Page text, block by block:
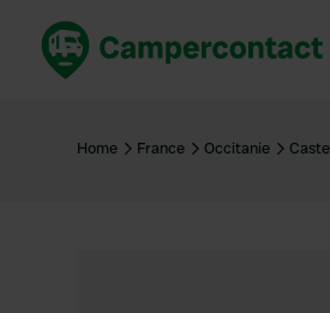
France
Home France Occitanie